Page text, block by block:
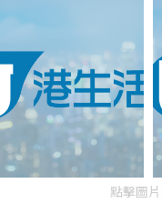
點擊圖